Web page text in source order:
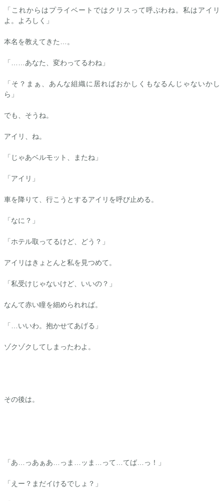
「これからはプライベートではクリスって呼ぶわね。私はアイリ
よ。よろしく」
本名を教えてきた…。
「……あなた、変わってるわね」
「そ？まぁ、あんな組織に居ればおかしくもなるんじゃないかし
ら」
でも、そうね。
アイリ 、ね。
「じゃあベルモット、またね」
「 アイリ 」
車を降りて、行こうとするアイリ を呼び止める。
「なに？」
「ホテル取ってるけど、どう？」
アイリ はきょとんと私を見つめて。
「私受けじゃないけど、いいの？」
なんて赤い瞳を細められれば。
「…いいわ。抱かせてあげる」
ゾクゾクしてしまったわよ。
その後は。
「あ…っあぁあ…っま…ッま…って…てば…っ！」
「えー？まだイけるでしょ？」